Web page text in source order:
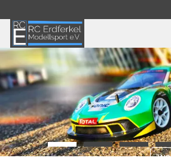
Die
Rennserie +